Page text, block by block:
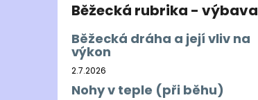
Běžecká rubrika - výbava
Běžecká dráha a její vliv na
výkon
2.7.2026
Nohy v teple (při běhu)